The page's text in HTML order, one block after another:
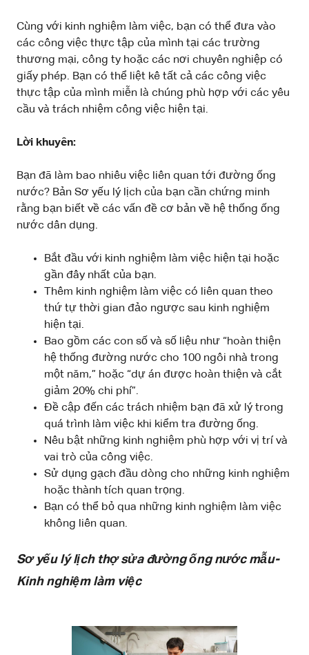
Cùng với kinh nghiệm làm việc, bạn có thể đưa vào
các công việc thực tập của mình tại các trường
thương mại, công ty hoặc các nơi chuyên nghiệp có
giấy phép. Bạn có thể liệt kê tất cả các công việc
thực tập của mình miễn là chúng phù hợp với các yêu
cầu và trách nhiệm công việc hiện tại.
Lời khuyên:
Bạn đã làm bao nhiêu việc liên quan tới đường ống
nước? Bản Sơ yếu lý lịch của bạn cần chứng minh
rằng bạn biết về các vấn đề cơ bản về hệ thống ống
nước dân dụng.
Bắt đầu với kinh nghiệm làm việc hiện tại hoặc
gần đây nhất của bạn.
Thêm kinh nghiệm làm việc có liên quan theo
thứ tự thời gian đảo ngược sau kinh nghiệm
hiện tại.
Bao gồm các con số và số liệu như “hoàn thiện
hệ thống đường nước cho 100 ngôi nhà trong
một năm,” hoặc “dự án được hoàn thiện và cắt
giảm 20% chi phí”.
Đề cập đến các trách nhiệm bạn đã xử lý trong
quá trình làm việc khi kiểm tra đường ống.
Nêu bật những kinh nghiệm phù hợp với vị trí và
vai trò của công việc.
Sử dụng gạch đầu dòng cho những kinh nghiệm
hoặc thành tích quan trọng.
Bạn có thể bỏ qua những kinh nghiệm làm việc
không liên quan.
Sơ yếu lý lịch thợ sửa đường ống nước mẫu-
Kinh nghiệm làm việc